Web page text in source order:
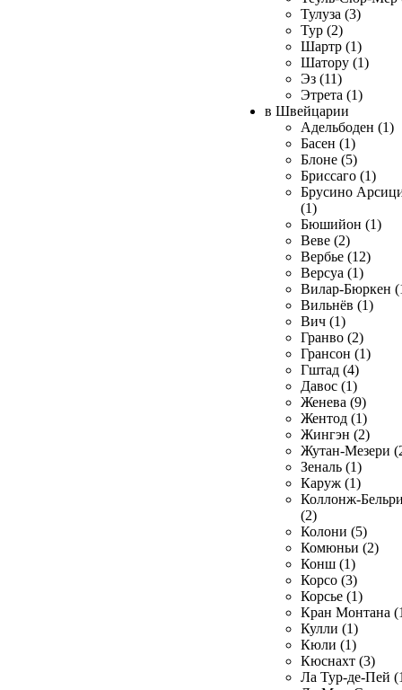
Тулуза (3)
Тур (2)
Шартр (1)
Шатору (1)
Эз (11)
Этрета (1)
в Швейцарии
Адельбоден (1)
Басен (1)
Блоне (5)
Бриссаго (1)
Брусино
(1)
Бюшийон (1)
Веве (2)
Вербье (12)
Версуа (1)
Вилар-Бюркен
Вильнёв (1)
Вич (1)
Гранво (2)
Грансон (1)
Гштад (4)
Давос (1)
Женева (9)
Жентод (1)
Жингэн (2)
Жутан-Мезери
Зеналь (1)
Каруж (1)
Коллонж-
(2)
Колони (5)
Комюньи (2)
Конш (1)
Корсо (3)
Корсье (1)
Кран Монтана
Кулли (1)
Кюли (1)
Кюснахт (3)
Ла Тур-де-Пей